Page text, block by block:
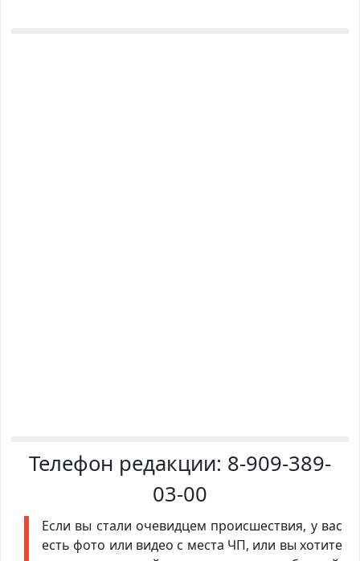
Телефон редакции: 8-909-389-
03-00
Если вы стали очевидцем происшествия, у вас
есть фото или видео с места ЧП, или вы хотите